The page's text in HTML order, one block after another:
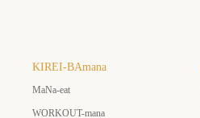
KIREI-BAmana
MaNa-eat
WORKOUT-mana